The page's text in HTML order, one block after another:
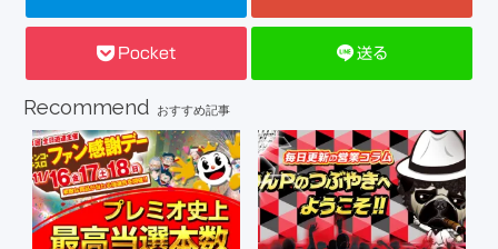
Pocket 送る
Recommend おすすめ記事